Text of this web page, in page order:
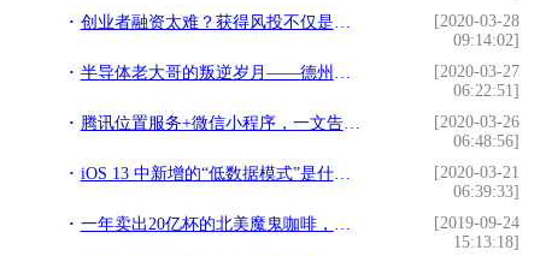
创业者融资太难？获得风投不仅是靠商业计划书
[2020-03-28
09:14:02]
半导体老大哥的叛逆岁月——德州仪器
[2020-03-27
06:22:51]
腾讯位置服务+微信小程序，一文告诉你程序员为什么不会坐过站
[2020-03-26
06:48:56]
iOS 13 中新增的“低数据模式”是什么？
[2020-03-21
06:39:33]
一年卖出20亿杯的北美魔鬼咖啡，开业挤破了头，凭啥制霸魔都？
[2019-09-24
15:13:18]